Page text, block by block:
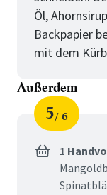
Öl,
Backpapier
mit dem
Außerdem
Schritt
5
von
6
für
1